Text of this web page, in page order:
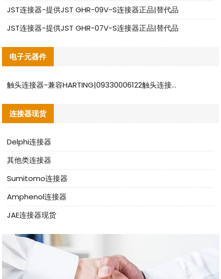
JST连接器-提供JST GHR-09V-S连接器正品|替代品
JST连接器-提供JST GHR-07V-S连接器正品|替代品
电子元器件
触头连接器-兼容HARTING|09330006122触头连接器替代品说明
连接器现货
Delphi连接器
其他类连接器
Sumitomo连接器
Amphenol连接器
JAE连接器现货